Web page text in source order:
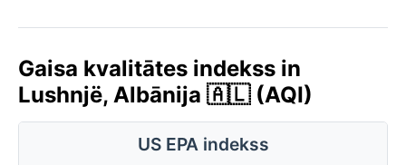
Gaisa kvalitātes indekss in
Lushnjë, Albānija 🇦🇱 (AQI)
US EPA indekss